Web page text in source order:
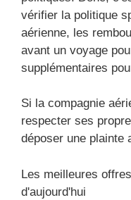
vérifier la politique
aérienne, les
avant un voyage
supplémentaires
Si la compagnie
respecter ses
déposer une plainte
Les meilleures
d'aujourd'hui